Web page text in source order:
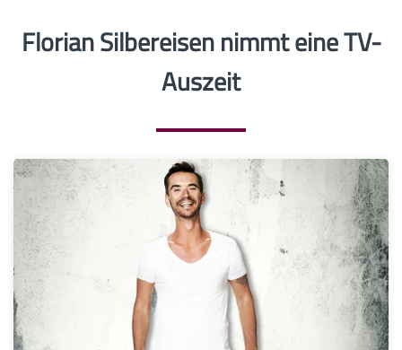
Florian Silbereisen nimmt eine TV-
Auszeit